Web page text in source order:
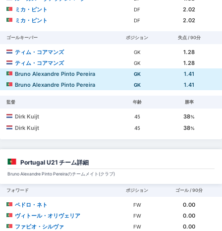
ミカ・ピント
DF
2.02
ミカ・ピント
DF 2.02
ゴールキーパー ポジション 失点 / 90分
ティム・コアマンズ GK
1.28
ティム・コアマンズ
GK
1.28
Bruno Alexandre Pinto Pereira
GK
1.41
Bruno Alexandre Pinto Pereira
GK 1.41
監督 年齢 勝率
Dirk Kuijt 45 38%
Dirk Kuijt 45 38%
Portugal U21 チーム詳細
Bruno Alexandre Pinto Pereiraのチームメイト(クラブ)
フォワード ポジション ゴール / 90分
ペドロ・ネト FW
0.00
ヴィトール・オリヴェリア
FW
0.00
ファビオ・シルヴァ
FW
0.00